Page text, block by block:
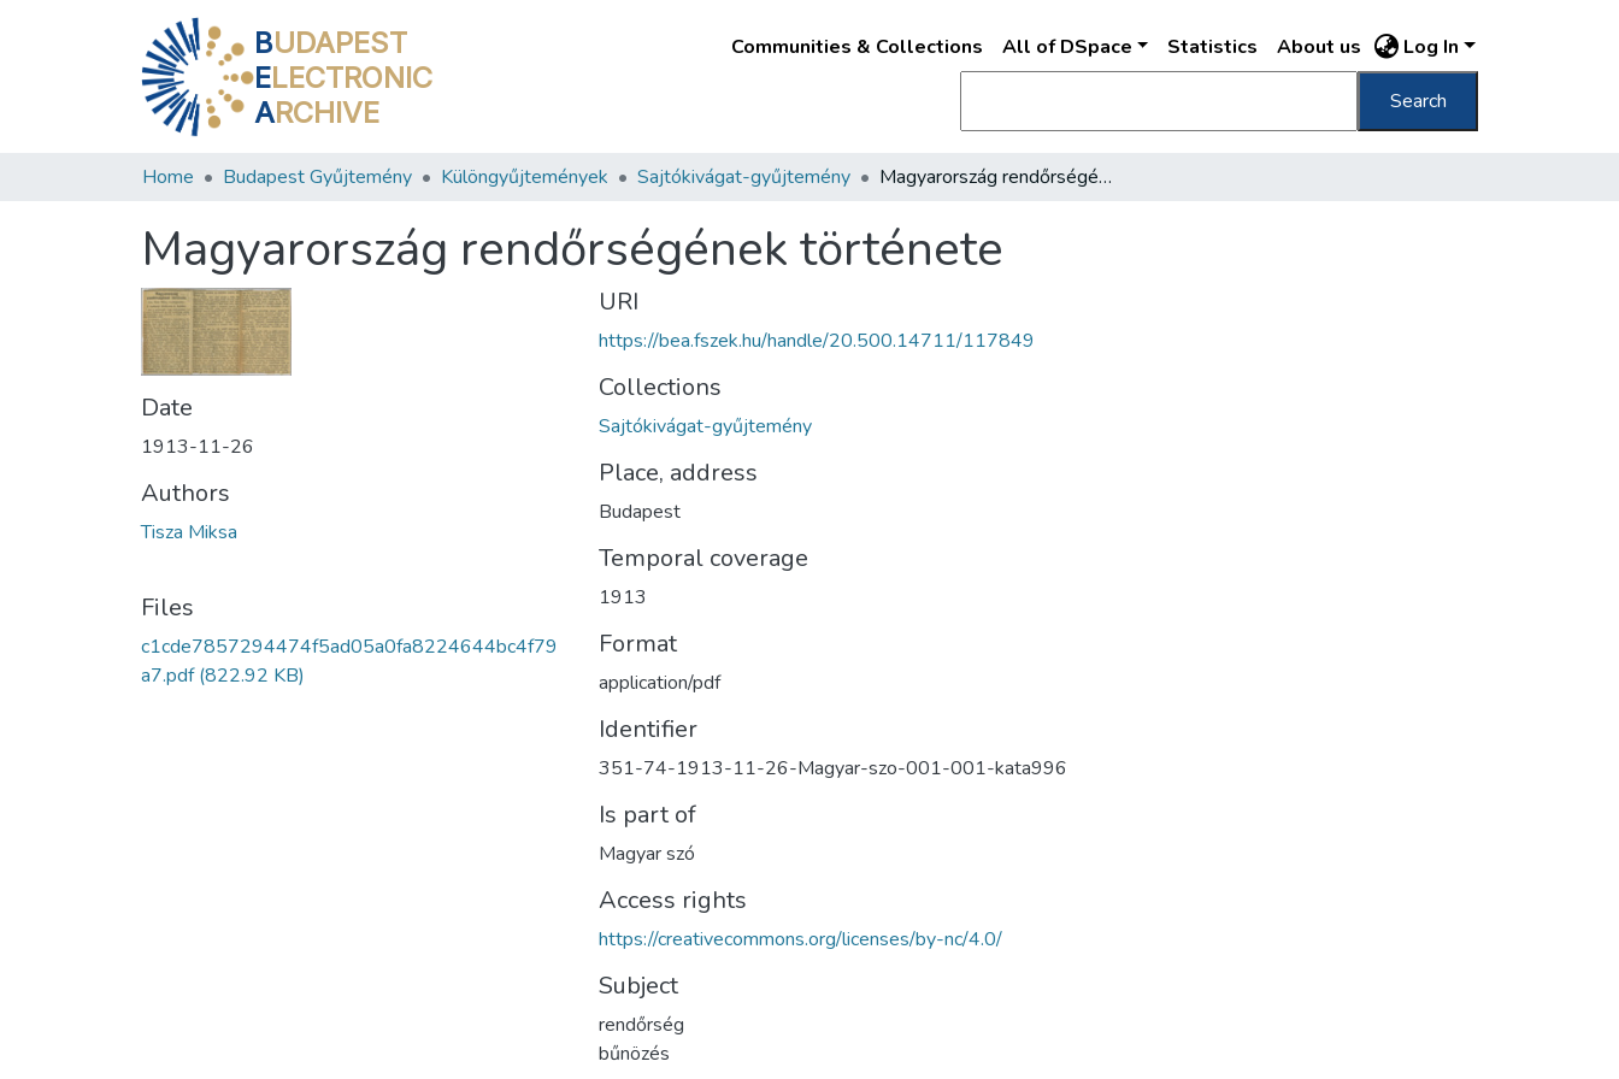
BUDAPEST
ELECTRONIC
ARCHIVE
Communities & Collections All of DSpace Statistics About us Log In
Search
Home Budapest Gyűjtemény Különgyűjtemények Sajtókivágat-gyűjtemény Magyarország rendőrségének története
Magyarország rendőrségének története
Date
1913-11-26
Authors
Tisza Miksa
Files
c1cde7857294474f5ad05a0fa8224644bc4f79
a7.pdf(822.92 KB)
URI
https://bea.fszek.hu/handle/20.500.14711/117849
Collections
Sajtókivágat-gyűjtemény
Place, address
Budapest
Temporal coverage
1913
Format
application/pdf
Identifier
351-74-1913-11-26-Magyar-szo-001-001-kata996
Is part of
Magyar szó
Access rights
https://creativecommons.org/licenses/by-nc/4.0/
Subject
rendőrség
bűnözés